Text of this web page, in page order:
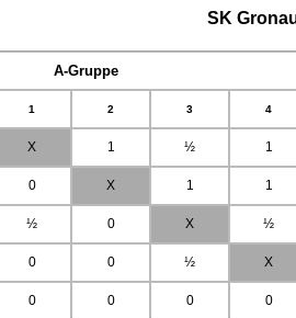
SK
A-Gruppe
1 2 3 4
X 1 ½ 1
0 X 1 1
½ 0 X ½
0 0 ½ X
0 0 0 0